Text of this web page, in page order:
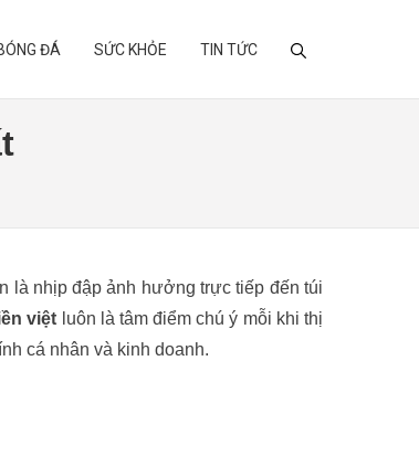
ĐÁ SỨC KHỎE TIN TỨC
là nhịp đập ảnh hưởng trực tiếp đến túi
việt luôn là tâm điểm chú ý mỗi khi thị
cá nhân và kinh doanh.